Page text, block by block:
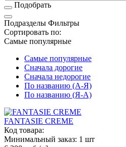
Подобрать
Подразделы Фильтры
Сортировать по:
Самые популярные
Самые популярные
Сначала дорогие
Сначала недорогие
По названию (А-Я)
По названию (Я-А)
FANTASIE CREME
Код товара:
Минимальный заказ: 1 шт